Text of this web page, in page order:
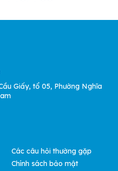
Giấy, tổ 05, Phường Nghĩa
Các câu hỏi thường gặp
Chính sách bảo mật